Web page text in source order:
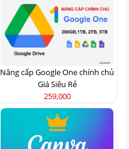
Nâng cấp Google One chính chủ
Giá Siêu Rẻ
259,000